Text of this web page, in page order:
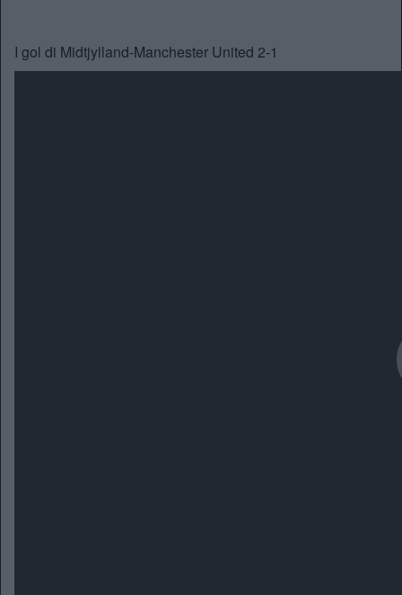
I gol di Midtjylland-Manchester United 2-1